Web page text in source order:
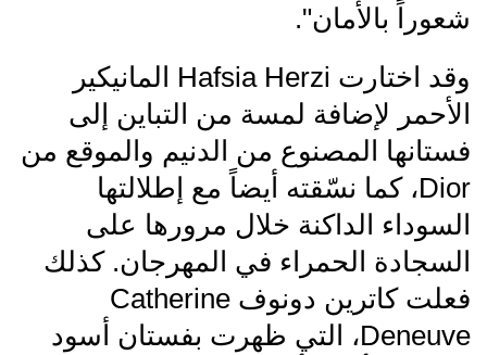
شعوراً بالأمان".
وقد اختارت Hafsia Herzi المانيكير
الأحمر لإضافة لمسة من التباين إلى
فستانها المصنوع من الدنيم والموقع من
Dior، كما نسّقته أيضاً مع إطلالتها
السوداء الداكنة خلال مرورها على
السجادة الحمراء في المهرجان. كذلك
فعلت كاترين دونوف Catherine
Deneuve، التي ظهرت بفستان أسود